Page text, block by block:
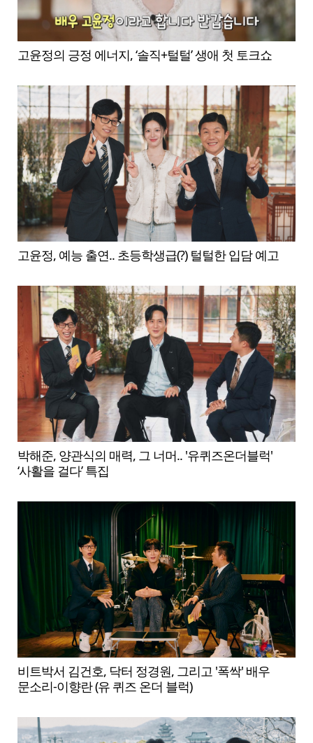
고윤정의 긍정 에너지, ‘솔직+털털’ 생애 첫 토크쇼
고윤정, 예능 출연.. 초등학생급(?) 털털한 입담 예고
박해준, 양관식의 매력, 그 너머.. '유퀴즈온더블럭'
‘사활을 걸다’ 특집
비트박서 김건호, 닥터 정경원, 그리고 '폭싹' 배우
문소리-이향란 (유 퀴즈 온더 블럭)